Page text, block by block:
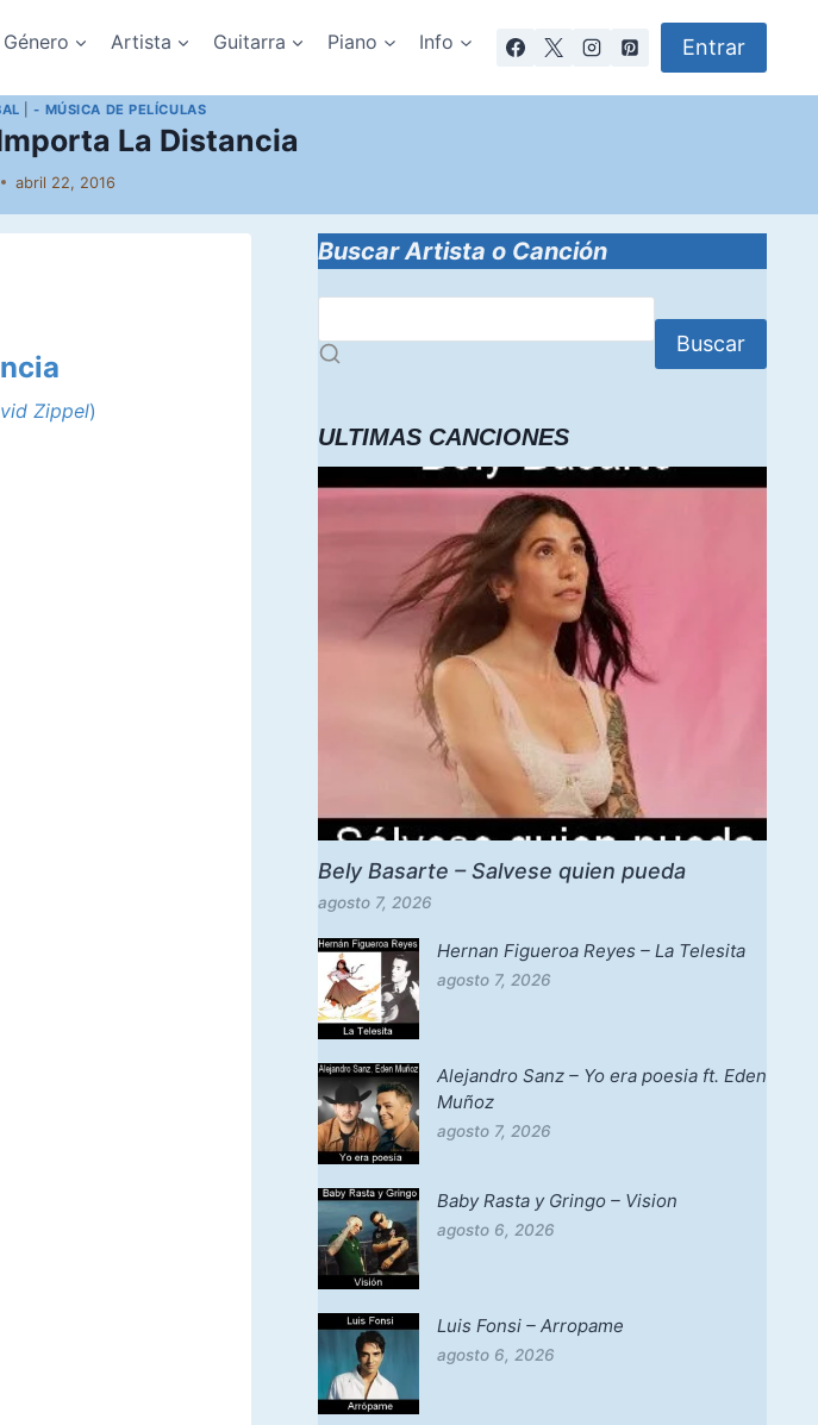
Género Artista Guitarra Piano Info Entrar
|- MÚSICA DE PELÍCULAS
La Distancia
abril 22, 2016
Zippel)
Buscar Artista o Canción
Buscar
ULTIMAS CANCIONES
Bely Basarte – Salvese quien pueda
agosto 7, 2026
Hernan Figueroa Reyes – La Telesita
agosto 7, 2026
Alejandro Sanz – Yo era poesia ft. Eden
Muñoz
agosto 7, 2026
Baby Rasta y Gringo – Vision
agosto 6, 2026
Luis Fonsi – Arropame
agosto 6, 2026